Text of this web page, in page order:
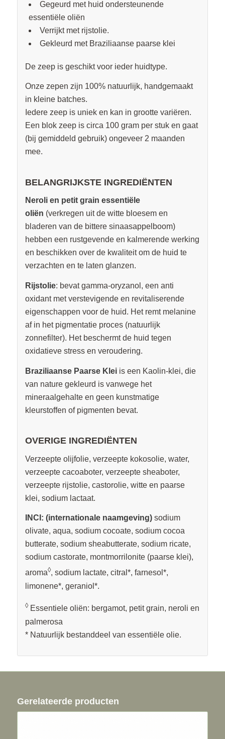
Gegeurd met huid ondersteunende
essentiële oliën
Verrijkt met rijstolie.
Gekleurd met Braziliaanse paarse klei
De zeep is geschikt voor ieder huidtype.
Onze zepen zijn 100% natuurlijk, handgemaakt
in kleine batches.
Iedere zeep is uniek en kan in grootte variëren.
Een blok zeep is circa 100 gram per stuk en gaat
(bij gemiddeld gebruik) ongeveer 2 maanden
mee.
BELANGRIJKSTE INGREDIËNTEN
Neroli en petit grain essentiële
oliën (verkregen uit de witte bloesem en
bladeren van de bittere sinaasappelboom)
hebben een rustgevende en kalmerende werking
en beschikken over de kwaliteit om de huid te
verzachten en te laten glanzen.
Rijstolie: bevat gamma-oryzanol, een anti
oxidant met verstevigende en revitaliserende
eigenschappen voor de huid. Het remt melanine
af in het pigmentatie proces (natuurlijk
zonnefilter). Het beschermt de huid tegen
oxidatieve stress en veroudering.
Braziliaanse Paarse Kleiis een Kaolin-klei, die
van nature gekleurd is vanwege het
mineraalgehalte en geen kunstmatige
kleurstoffen of pigmenten bevat.
OVERIGE INGREDIËNTEN
Verzeepte olijfolie, verzeepte kokosolie, water,
verzeepte cacoaboter, verzeepte sheaboter,
verzeepte rijstolie, castorolie, witte en paarse
klei, sodium lactaat.
INCI: (internationale naamgeving) sodium
olivate, aqua, sodium cocoate, sodium cocoa
butterate, sodium sheabutterate, sodium ricate,
sodium castorate, montmorrilonite (paarse klei),
aroma◊, sodium lactate, citral*, farnesol*,
limonene*, geraniol*.
◊ Essentiele oliën: bergamot, petit grain, neroli en
palmerosa
* Natuurlijk bestanddeel van essentiële olie.
Gerelateerde producten